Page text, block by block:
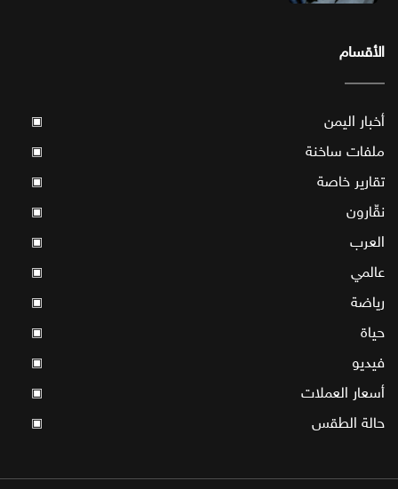
الأقسام
أخبار اليمن ▣
ملفات ساخنة ▣
تقارير خاصة ▣
نقّارون ▣
العرب ▣
عالمي ▣
رياضة ▣
حياة ▣
فيديو ▣
أسعار العملات ▣
حالة الطقس ▣